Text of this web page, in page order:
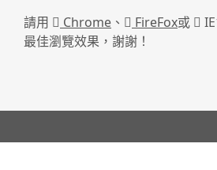
請用
Chrome 、 FireFox或
最佳瀏覽效果，謝謝！